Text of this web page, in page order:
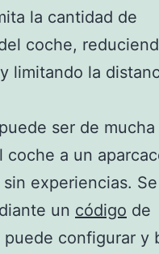
la cantidad de
coche,
limitando la
ser de
coche a un
experiencias.
un código de
puede configurar y